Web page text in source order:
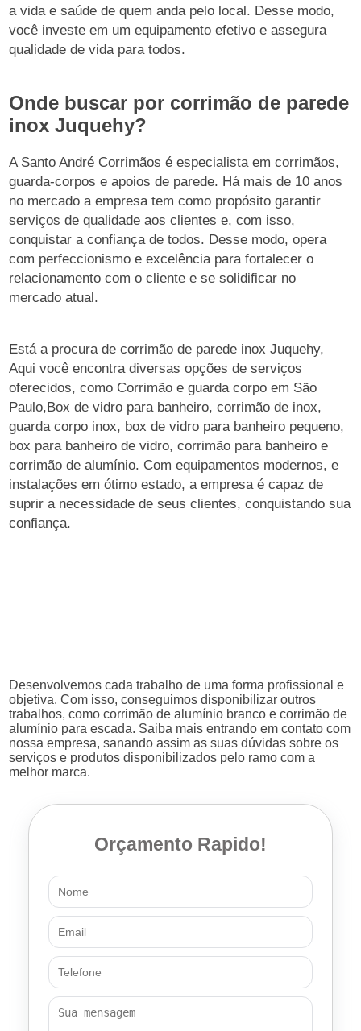
a vida e saúde de quem anda pelo local. Desse modo,
você investe em um equipamento efetivo e assegura
qualidade de vida para todos.
Onde buscar por corrimão de parede
inox Juquehy?
A Santo André Corrimãos é especialista em corrimãos,
guarda-corpos e apoios de parede. Há mais de 10 anos
no mercado a empresa tem como propósito garantir
serviços de qualidade aos clientes e, com isso,
conquistar a confiança de todos. Desse modo, opera
com perfeccionismo e excelência para fortalecer o
relacionamento com o cliente e se solidificar no
mercado atual.
Está a procura de corrimão de parede inox Juquehy,
Aqui você encontra diversas opções de serviços
oferecidos, como Corrimão e guarda corpo em São
Paulo,Box de vidro para banheiro, corrimão de inox,
guarda corpo inox, box de vidro para banheiro pequeno,
box para banheiro de vidro, corrimão para banheiro e
corrimão de alumínio. Com equipamentos modernos, e
instalações em ótimo estado, a empresa é capaz de
suprir a necessidade de seus clientes, conquistando sua
confiança.
Desenvolvemos cada trabalho de uma forma profissional e
objetiva. Com isso, conseguimos disponibilizar outros
trabalhos, como corrimão de alumínio branco e corrimão de
alumínio para escada. Saiba mais entrando em contato com
nossa empresa, sanando assim as suas dúvidas sobre os
serviços e produtos disponibilizados pelo ramo com a
melhor marca.
Orçamento Rapido!